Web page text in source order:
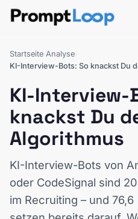
Startseite Analyse
KI-Interview-Bots: So knackst Du
KI-Interview-
knackst Du
Algorithmus
KI-Interview-Bots von
oder CodeSignal sind
im Recruiting – und